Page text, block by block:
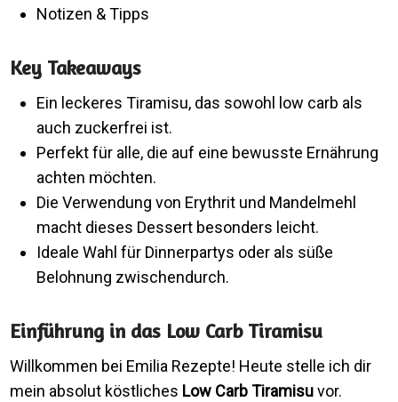
Notizen & Tipps
Key Takeaways
Ein leckeres Tiramisu, das sowohl low carb als
auch zuckerfrei ist.
Perfekt für alle, die auf eine bewusste Ernährung
achten möchten.
Die Verwendung von Erythrit und Mandelmehl
macht dieses Dessert besonders leicht.
Ideale Wahl für Dinnerpartys oder als süße
Belohnung zwischendurch.
Einführung in das Low Carb Tiramisu
Willkommen bei Emilia Rezepte! Heute stelle ich dir
mein absolut köstliches Low Carb Tiramisuvor.